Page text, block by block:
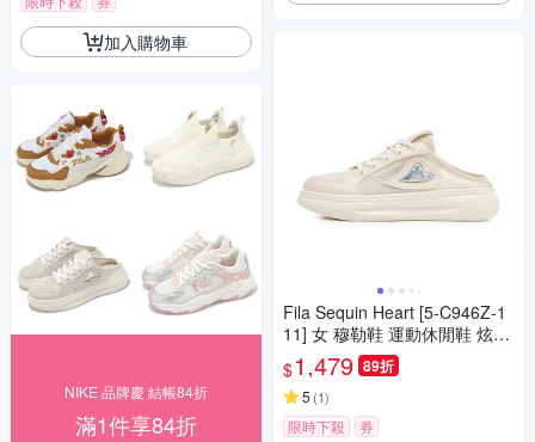
加入購物車
NIKE 品牌慶 結帳84折
滿1件享84折
Fila Sequin Heart [5-C946Z-1
11] 女 穆勒鞋 運動休閒鞋 炫彩
愛心 米
$1,479 89折
5 (1)
限時下殺 券